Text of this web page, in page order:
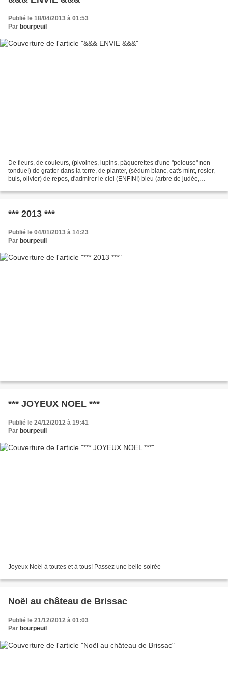
Publié le 18/04/2013 à 01:53
Par bourpeuil
De fleurs, de couleurs, (pivoines, lupins, pâquerettes d'une "pelouse" non
tondue!) de gratter dans la terre, de planter, (sédum blanc, cat's mint, rosier,
buis, olivier) de repos, d'admirer le ciel (ENFIN!) bleu (arbre de judée,
*** 2013 ***
Publié le 04/01/2013 à 14:23
Par bourpeuil
*** JOYEUX NOEL ***
Publié le 24/12/2012 à 19:41
Par bourpeuil
Joyeux Noël à toutes et à tous! Passez une belle soirée
Noël au château de Brissac
Publié le 21/12/2012 à 01:03
Par bourpeuil